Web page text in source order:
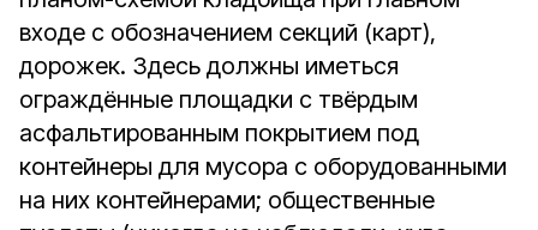
входе с обозначением секций (карт),
дорожек. Здесь должны иметься
ограждённые площадки с твёрдым
асфальтированным покрытием под
контейнеры для мусора с оборудованными
на них контейнерами; общественные